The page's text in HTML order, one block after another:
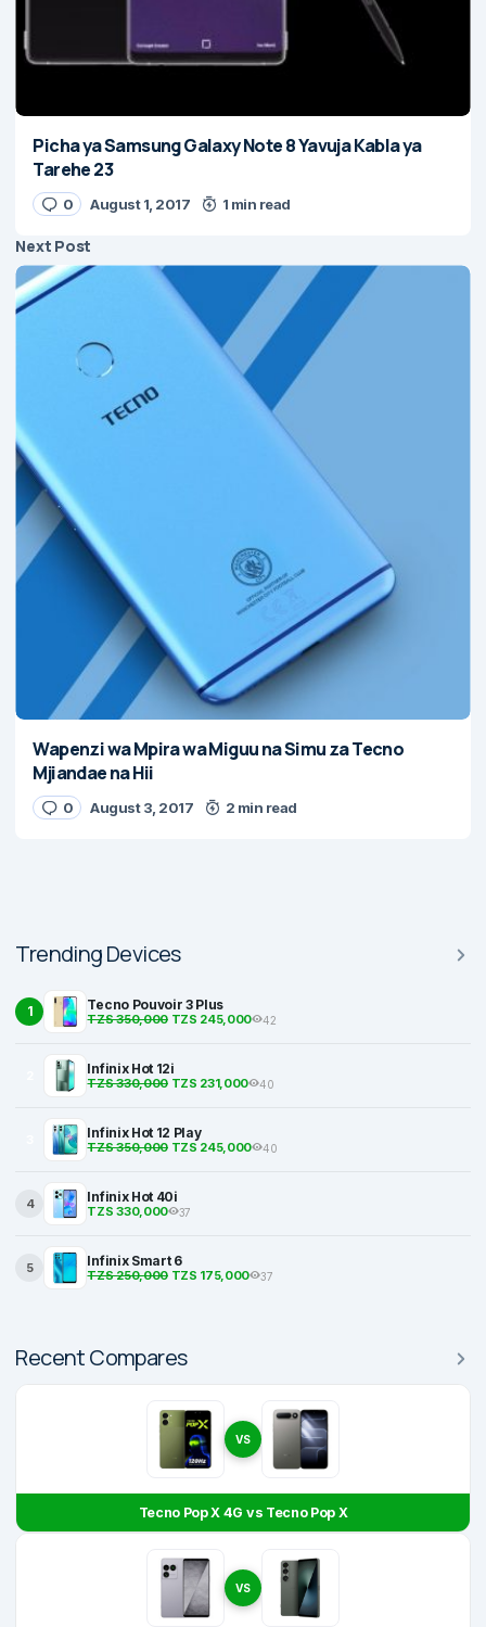
Picha ya Samsung Galaxy Note 8 Yavuja Kabla ya
Tarehe 23
0 August 1, 2017 1 min read
Next Post
Wapenzi wa Mpira wa Miguu na Simu za Tecno
Mjiandae na Hii
0 August 3, 2017 2 min read
Trending Devices
1 Tecno Pouvoir 3 Plus
TZS 350,000TZS 245,000 42
Infinix Hot 12i
TZS 330,000TZS 231,000 40
Infinix Hot 12 Play
TZS 350,000TZS 245,000 40
4 Infinix Hot 40i
TZS 330,000 37
5 Infinix Smart 6
TZS 250,000TZS 175,000 37
Recent Compares
VS
Tecno Pop X 4G vs Tecno Pop X
VS